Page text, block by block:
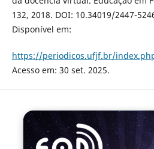
132, 2018. DOI: 10.34019/2447-
Disponível em:
https://periodicos.ufjf.br/
Acesso em: 30 set. 2025.